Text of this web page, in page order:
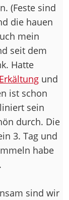
(Feste sind
die hauen
mein
seit dem
Hatte
Erkältung und
ist schon
sein
durch. Die
3. Tag und
habe
sind wir